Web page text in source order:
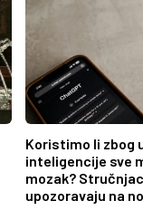
Koristimo li zbog
inteligencije sve
mozak?
upozoravaju na